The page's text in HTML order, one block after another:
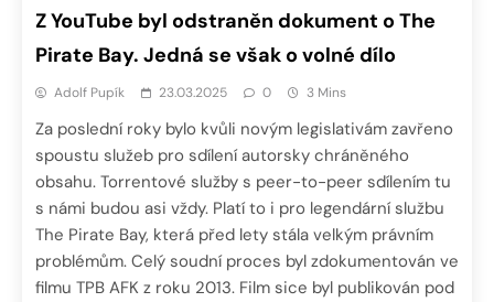
Z YouTube byl odstraněn dokument o The
Pirate Bay. Jedná se však o volné dílo
Adolf Pupík 23.03.2025 0 3 Mins
Za poslední roky bylo kvůli novým legislativám zavřeno
spoustu služeb pro sdílení autorsky chráněného
obsahu. Torrentové služby s peer-to-peer sdílením tu
s námi budou asi vždy. Platí to i pro legendární službu
The Pirate Bay, která před lety stála velkým právním
problémům. Celý soudní proces byl zdokumentován ve
filmu TPB AFK z roku 2013. Film sice byl publikován pod